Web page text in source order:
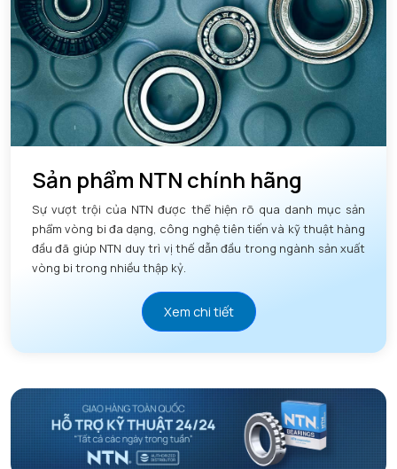
Sản phẩm NTN chính hãng
Sự vượt trội của NTN được thể hiện rõ qua danh mục sản
phẩm vòng bi đa dạng, công nghệ tiên tiến và kỹ thuật hàng
đầu đã giúp NTN duy trì vị thế dẫn đầu trong ngành sản xuất
vòng bi trong nhiều thập kỷ.
Xem chi tiết